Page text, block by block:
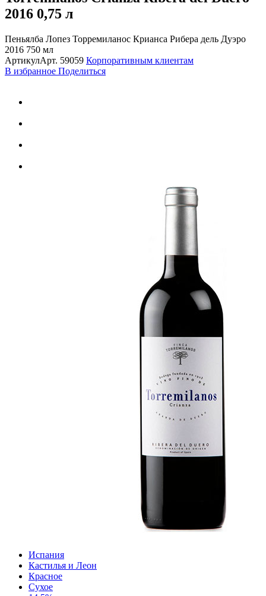
2016 0,75 л
Пеньялба Лопез Торремиланос Крианса Рибера дель Дуэро
2016 750 мл
АртикулАрт. 59059 Корпоративным клиентам
В избранное Поделиться
Испания
Кастилья и Леон
Красное
Сухое